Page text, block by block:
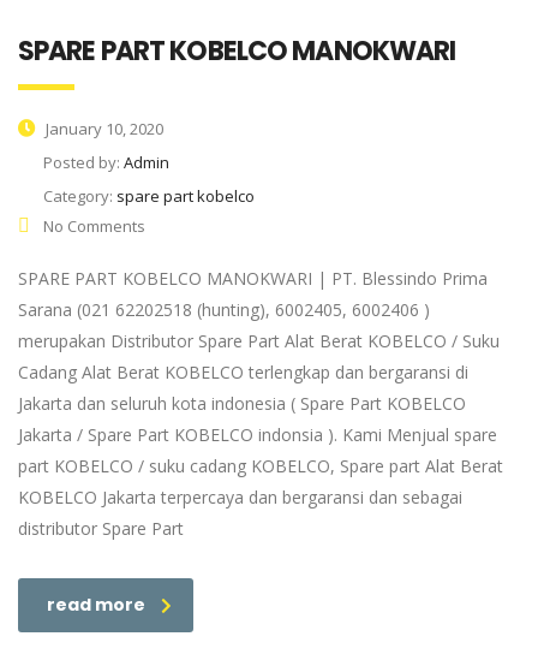
SPARE PART KOBELCO MANOKWARI
January 10, 2020
Posted by: Admin
Category: spare part kobelco
No Comments
SPARE PART KOBELCO MANOKWARI | PT. Blessindo Prima
Sarana (021 62202518 (hunting), 6002405, 6002406 )
merupakan Distributor Spare Part Alat Berat KOBELCO / Suku
Cadang Alat Berat KOBELCO terlengkap dan bergaransi di
Jakarta dan seluruh kota indonesia ( Spare Part KOBELCO
Jakarta / Spare Part KOBELCO indonsia ). Kami Menjual spare
part KOBELCO / suku cadang KOBELCO, Spare part Alat Berat
KOBELCO Jakarta terpercaya dan bergaransi dan sebagai
distributor Spare Part
read more